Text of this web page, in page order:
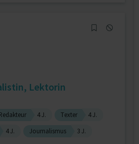
Lektorin
4 J. Texter
4 J.
4 J. Journalismus 3 J.